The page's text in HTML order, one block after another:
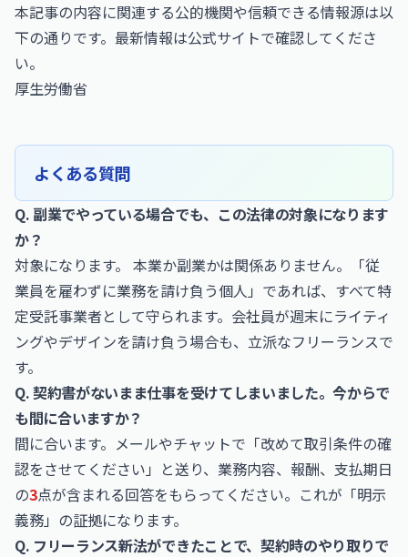
本記事の内容に関連する公的機関や信頼できる情報源は以
下の通りです。最新情報は公式サイトで確認してくださ
い。
厚生労働省
よくある質問
Q. 副業でやっている場合でも、この法律の対象になります
か？
対象になります。 本業か副業かは関係ありません。「従
業員を雇わずに業務を請け負う個人」であれば、すべて特
定受託事業者として守られます。会社員が週末にライティ
ングやデザインを請け負う場合も、立派なフリーランスで
す。
Q. 契約書がないまま仕事を受けてしまいました。今からで
も間に合いますか？
間に合います。メールやチャットで「改めて取引条件の確
認をさせてください」と送り、業務内容、報酬、支払期日
の3点が含まれる回答をもらってください。これが「明示
義務」の証拠になります。
Q. フリーランス新法ができたことで、契約時のやり取りで